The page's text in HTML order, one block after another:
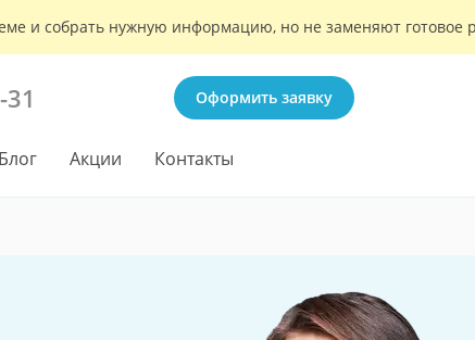
и собрать нужную информацию, но не заменяют готовое
Оформить заявку
Блог Акции Контакты